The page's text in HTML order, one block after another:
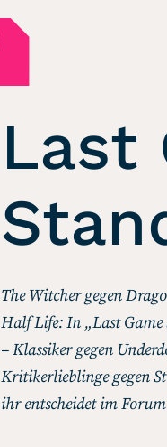
Last
The Witcher gegen
Half Life: In „Last Game
– Klassiker gegen
Kritikerlieblinge gegen
ihr entscheidet im